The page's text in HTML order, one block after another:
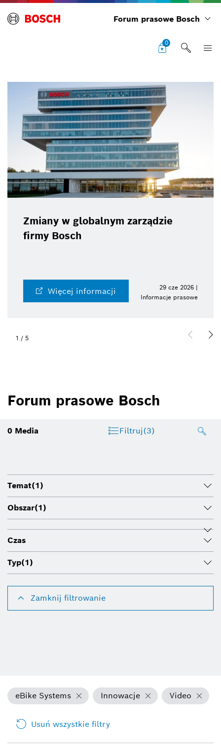
Forum prasowe Bosch
0
Zmiany w globalnym zarządzie
firmy Bosch
Więcej informacji
29 cze 2026 |
Informacje prasowe
1 / 5
Forum prasowe Bosch
0 Media Filtruj(3)
Temat(1)
Obszar(1)
Czas
Typ(1)
Zamknij filtrowanie
eBike Systems Innowacje Video
Usuń wszystkie filtry